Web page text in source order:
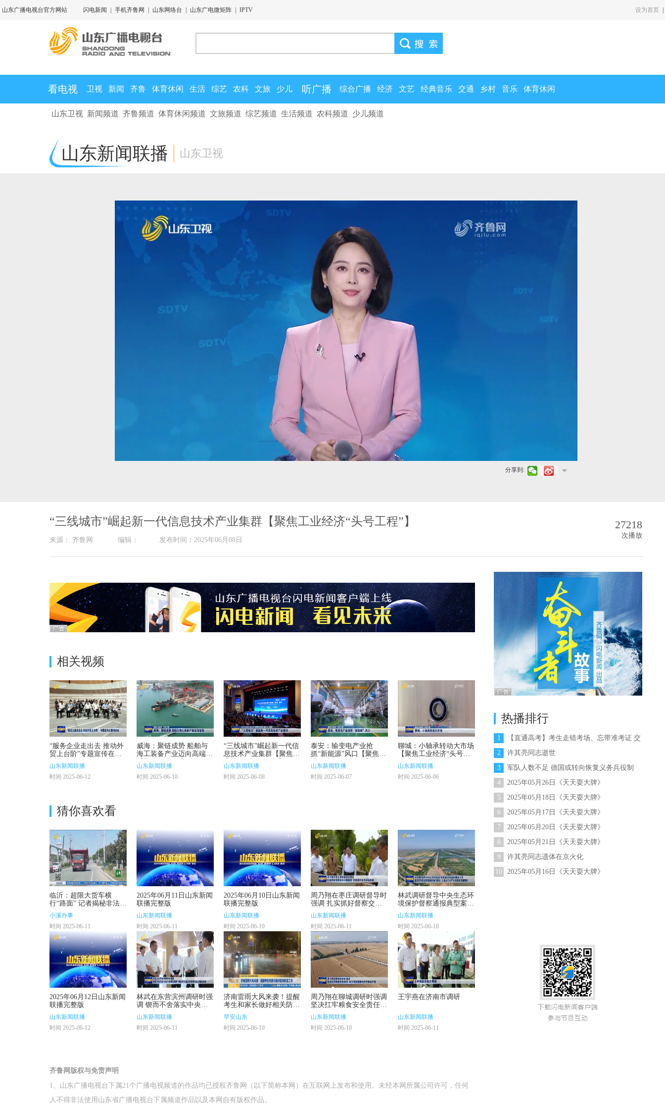
山东广播电视台官方网站 闪电新闻 手机齐鲁网 山东网络台 山东广电微矩阵 IPTV 设为首页
看电视 卫视 新闻 齐鲁 体育休闲 生活 综艺 农科 文旅 少儿 听广播 综合广播 经济 文艺 经典音乐 交通 乡村 音乐 体育休闲
山东卫视 新闻频道 齐鲁频道 体育休闲频道 文旅频道 综艺频道 生活频道 农科频道 少儿频道
山东新闻联播 山东卫视
分享到:
“三线城市”崛起新一代信息技术产业集群【聚焦工业经济“头号工程”】
来源： 齐鲁网 编辑： 发布时间：2025年06月08日
27218
次播放
相关视频
“服务企业走出去 推动外
贸上台阶”专题宣传在德
州启动
山东新闻联播
时间 2025-06-12
威海：聚链成势 船舶与
海工装备产业迈向高端
【聚焦工业经济“头号工
程”】
山东新闻联播
时间 2025-06-10
“三线城市”崛起新一代信
息技术产业集群【聚焦工
业经济“头号工程”】
山东新闻联播
时间 2025-06-08
泰安：输变电产业抢
抓“新能源”风口【聚焦工
业经济“头号工程”】
山东新闻联播
时间 2025-06-07
聊城：小轴承转动大市场
【聚焦工业经济“头号工
程”】
山东新闻联播
时间 2025-06-06
猜你喜欢看
临沂：超限大货车横
行“路面” 记者揭秘非法改
装厂！
小溪办事
时间 2025-06-11
2025年06月11日山东新闻
联播完整版
山东新闻联播
时间 2025-06-11
2025年06月10日山东新闻
联播完整版
山东新闻联播
时间 2025-06-10
周乃翔在枣庄调研督导时
强调 扎实抓好督察交办
问题整改 持续提升生态
环境质量
山东新闻联播
时间 2025-06-11
林武调研督导中央生态环
境保护督察通报典型案例
整改工作 坚定扛牢生态
环境保护政治责任 立说
立行从严从实抓好问题整
改
山东新闻联播
时间 2025-06-10
2025年06月12日山东新闻
联播完整版
山东新闻联播
时间 2025-06-12
林武在东营滨州调研时强
调 锲而不舍落实中央八
项规定精神 推动作风建
设不断取得新进展新成效
山东新闻联播
时间 2025-06-11
济南雷雨大风来袭！提醒
考生和家长做好相关防范
工作
早安山东
时间 2025-06-10
周乃翔在聊城调研时强调
坚决扛牢粮食安全责任
全力夺取夏粮和全年粮食
丰收
山东新闻联播
时间 2025-06-10
王宇燕在济南市调研
山东新闻联播
时间 2025-06-11
齐鲁网版权与免责声明
1、山东广播电视台下属21个广播电视频道的作品均已授权齐鲁网（以下简称本网）在互联网上发布和使用。未经本网所属公司许可，任何
人不得非法使用山东省广播电视台下属频道作品以及本网自有版权作品。
热播排行
1
【直通高考】考生走错考场、忘带准考证 交
警变身“闪电侠”暖心解困
2
许其亮同志逝世
3
军队人数不足 德国或转向恢复义务兵役制
4
2025年05月26日《天天耍大牌》
5
2025年05月18日《天天耍大牌》
6
2025年05月17日《天天耍大牌》
7
2025年05月20日《天天耍大牌》
8
2025年05月21日《天天耍大牌》
9
许其亮同志遗体在京火化
10
2025年05月16日《天天耍大牌》